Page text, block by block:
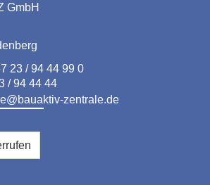
GmbH
23 / 94 44 99 0
/ 94 44 44
zentrale.de